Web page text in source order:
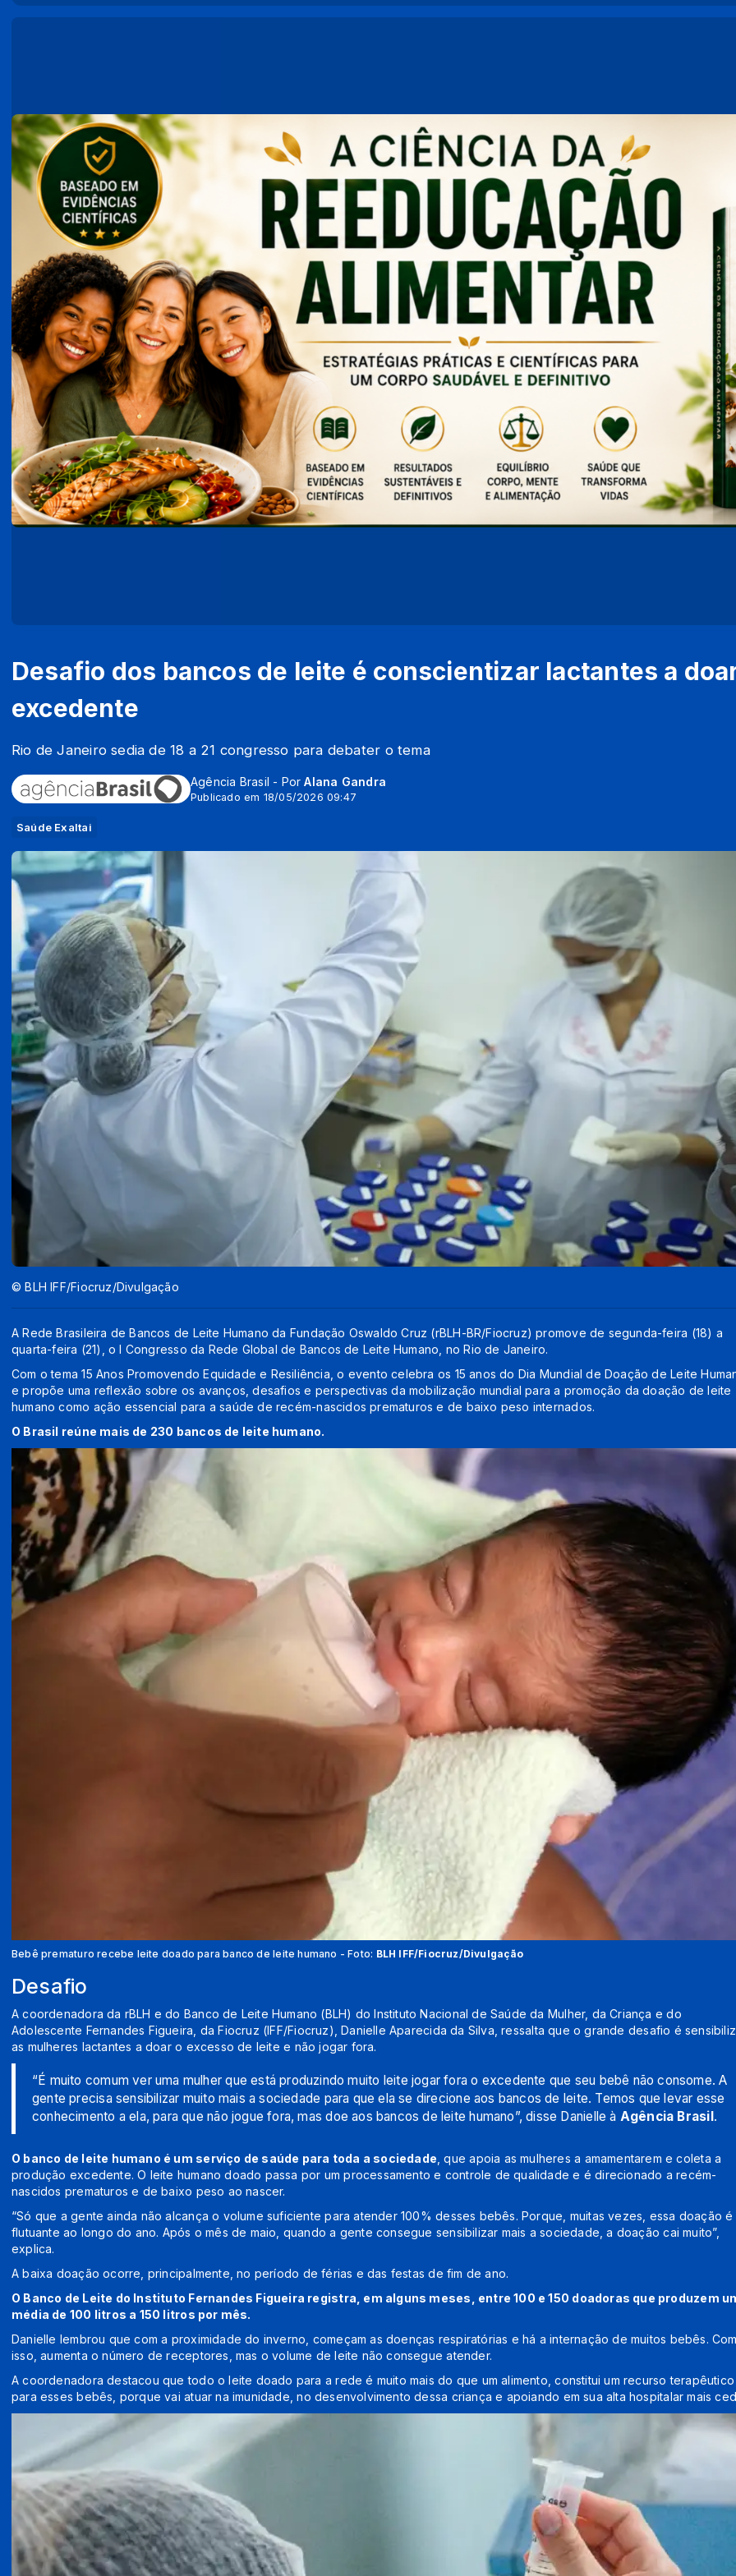
Desafio dos bancos de leite é conscientizar lactantes a
excedente
Rio de Janeiro sedia de 18 a 21 congresso para debater o tema
Agência Brasil - PorAlana Gandra
Publicado em 18/05/2026 09:47
Saúde Exaltai
© BLH IFF/Fiocruz/Divulgação
A Rede Brasileira de Bancos de Leite Humano da Fundação Oswaldo Cruz (rBLH-BR/Fiocruz) promove de segunda-feira (18) a
quarta-feira (21), o I Congresso da Rede Global de Bancos de Leite Humano, no Rio de Janeiro.
Com o tema 15 Anos Promovendo Equidade e Resiliência, o evento celebra os 15 anos do Dia Mundial de Doação de Leite
e propõe uma reflexão sobre os avanços, desafios e perspectivas da mobilização mundial para a promoção da doação de leite
humano como ação essencial para a saúde de recém-nascidos prematuros e de baixo peso internados.
O Brasil reúne mais de 230 bancos de leite humano.
Bebê prematuro recebe leite doado para banco de leite humano - Foto: BLH IFF/Fiocruz/Divulgação
Desafio
A coordenadora da rBLH e do Banco de Leite Humano (BLH) do Instituto Nacional de Saúde da Mulher, da Criança e do
Adolescente Fernandes Figueira, da Fiocruz (IFF/Fiocruz), Danielle Aparecida da Silva, ressalta que o grande desafio é
as mulheres lactantes a doar o excesso de leite e não jogar fora.
“É muito comum ver uma mulher que está produzindo muito leite jogar fora o excedente que seu bebê não consome. A
gente precisa sensibilizar muito mais a sociedade para que ela se direcione aos bancos de leite. Temos que levar esse
conhecimento a ela, para que não jogue fora, mas doe aos bancos de leite humano”, disse Danielle à Agência Brasil.
O banco de leite humano é um serviço de saúde para toda a sociedade , que apoia as mulheres a amamentarem e coleta a
produção excedente. O leite humano doado passa por um processamento e controle de qualidade e é direcionado a recém-
nascidos prematuros e de baixo peso ao nascer.
“Só que a gente ainda não alcança o volume suficiente para atender 100% desses bebês. Porque, muitas vezes, essa doação é
flutuante ao longo do ano. Após o mês de maio, quando a gente consegue sensibilizar mais a sociedade, a doação cai muito”,
explica.
A baixa doação ocorre, principalmente, no período de férias e das festas de fim de ano.
O Banco de Leite do Instituto Fernandes Figueira registra, em alguns meses, entre 100 e 150 doadoras que produzem
média de 100 litros a 150 litros por mês.
Danielle lembrou que com a proximidade do inverno, começam as doenças respiratórias e há a internação de muitos bebês.
isso, aumenta o número de receptores, mas o volume de leite não consegue atender.
A coordenadora destacou que todo o leite doado para a rede é muito mais do que um alimento, constitui um recurso terapêutico
para esses bebês, porque vai atuar na imunidade, no desenvolvimento dessa criança e apoiando em sua alta hospitalar mais